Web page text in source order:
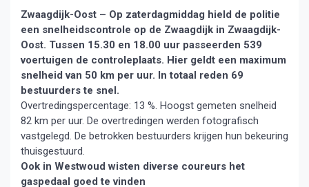
Zwaagdijk-Oost – Op zaterdagmiddag hield de politie
een snelheidscontrole op de Zwaagdijk in Zwaagdijk-
Oost. Tussen 15.30 en 18.00 uur passeerden 539
voertuigen de controleplaats. Hier geldt een maximum
snelheid van 50 km per uur. In totaal reden 69
bestuurders te snel.
Overtredingspercentage: 13 %. Hoogst gemeten snelheid
82 km per uur. De overtredingen werden fotografisch
vastgelegd. De betrokken bestuurders krijgen hun bekeuring
thuisgestuurd.
Ook in Westwoud wisten diverse coureurs het
gaspedaal goed te vinden